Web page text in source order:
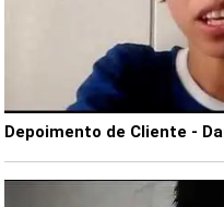
Depoimento de Cliente -